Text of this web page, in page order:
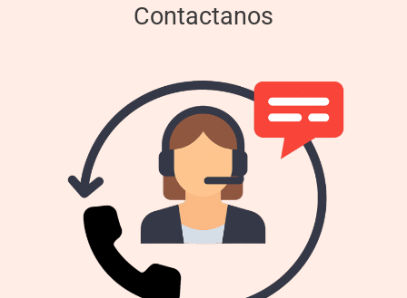
Contactanos